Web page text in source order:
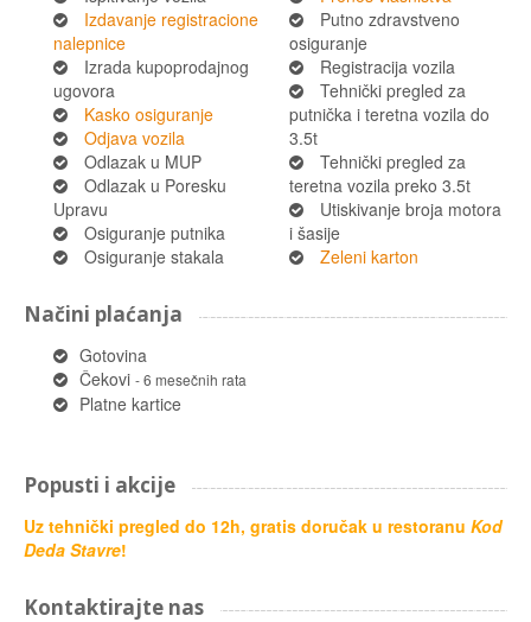
Izdavanje registracione
nalepnice
Izrada kupoprodajnog
ugovora
Kasko osiguranje
Odjava vozila
Odlazak u MUP
Odlazak u Poresku
Upravu
Osiguranje putnika
Osiguranje stakala
Putno zdravstveno
osiguranje
Registracija vozila
Tehnički pregled za
putnička i teretna vozila do
3.5t
Tehnički pregled za
teretna vozila preko 3.5t
Utiskivanje broja motora
i šasije
Zeleni karton
Načini plaćanja
Gotovina
Čekovi - 6 mesečnih rata
Platne kartice
Popusti i akcije
Uz tehnički pregled do 12h, gratis doručak u restoranu Kod
Deda Stavre!
Kontaktirajte nas